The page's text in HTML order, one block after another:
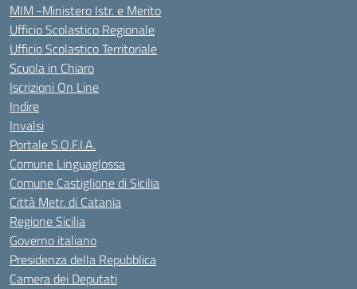
MIM -Ministero Istr. e Merito
Ufficio Scolastico Regionale
Ufficio Scolastico Territoriale
Scuola in Chiaro
Iscrizioni On Line
Indire
Invalsi
Portale S.O.F.I.A.
Comune Linguaglossa
Comune Castiglione di Sicilia
Città Metr. di Catania
Regione Sicilia
Governo italiano
Presidenza della Repubblica
Camera dei Deputati